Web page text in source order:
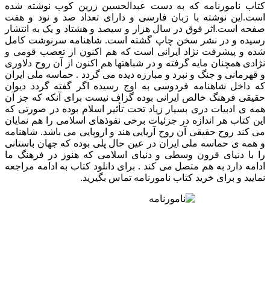
کتاب نامورنامه که به دست عبدالحسین زرین کوب نوشته شده
است.این نوشته با زبان فارسی و دارای تعداد صد و نود و هفت
صفحه است.اثر فوق در سال هزار و سیصد و هشتاد و یک به انتشار
رسیده و در نشر سخن چاپ گشته است. شاهنامه سرنوشت کامل
شده و پیشرفت نژاد ایرانی است که هم اکنون از تعصب قومی و
نژادی همچنان مایه گرفته و در شباهتها هم اکنون از آن روح دلاوری
و قهرمانی و جنگ و نبرد و مبارزه دیده می گردد . حماسه ملی ایران
که داخل شاهنامه فردوسی به اوج رسیده اگر گفته گردد دیوان
حقیقی فرهنگ خالص ایرانی بوده گزاف نیست برای آنکه که جز آن
همه ی ادبیات دری بسیار زیاد تحت تأثیر اسلام بوده در صورتی که
این کتاب هر اندازه در جزئیات برخی نفوذهای اسلامی را هم نمایان
می کند روح حقیقی آن روح آریایی هند و اروپایی می باشد. شاهنامه
و همه ی حماسه ملی ایران در عین حال پلی بوده که جهان باستانی
را با دنیای قرون وسطی و دنیای اسلامی که هنوز در فرهنگ ما
ادامه دارد به هم متصل می کند . برای دانلود کتاب به ادامه مراجعه
نمایید و برای خرید کتاب نامورنامه تماس بگیرید.